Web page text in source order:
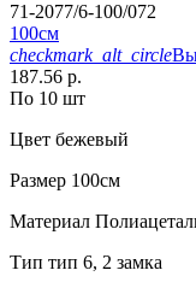
71-2077/6-100/072
100см
checkmark_alt_circle
187.56 р.
По 10 шт
Цвет бежевый
Размер 100см
Материал
Тип тип 6, 2 замка